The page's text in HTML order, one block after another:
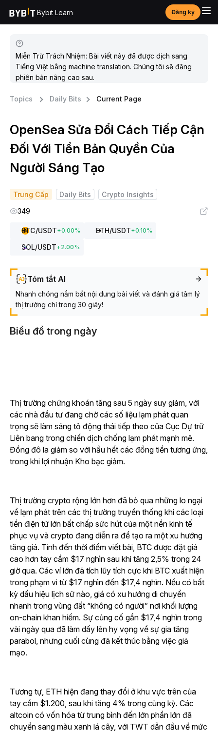
Bybit Learn Đăng ký
Miễn Trừ Trách Nhiệm: Bài viết này đã được dịch sang
Tiếng Việt bằng machine translation. Chúng tôi sẽ đăng
phiên bản nâng cao sau.
Topics Daily Bits Current Page
OpenSea Sửa Đổi Cách Tiếp Cận
Đối Với Tiền Bản Quyền Của
Người Sáng Tạo
Trung Cấp Daily Bits
Crypto Insights
349
BTC/USDT+0.00% ETH/USDT+0.10%
SOL/USDT+2.00%
Tóm tắt AI
Nhanh chóng nắm bắt nội dung bài viết và đánh giá tâm lý
thị trường chỉ trong 30 giây!
Biểu đồ trong ngày
Thị trường chứng khoán tăng sau 5 ngày suy giảm, với
các nhà đầu tư đang chờ các số liệu lạm phát quan
trọng sẽ làm sáng tỏ động thái tiếp theo của Cục Dự trữ
Liên bang trong chiến dịch chống lạm phát mạnh mẽ.
Đồng đô la giảm so với hầu hết các đồng tiền tương ứng,
trong khi lợi nhuận Kho bạc giảm.
Thị trường crypto rộng lớn hơn đã bỏ qua những lo ngại
về lạm phát trên các thị trường truyền thống khi các loại
tiền điện tử lớn bất chấp sức hút của một nền kinh tế
phục vụ và crypto đang diễn ra để tạo ra một xu hướng
tăng giá. Tính đến thời điểm viết bài, BTC được đặt giá
cao hơn tay cầm $17 nghìn sau khi tăng 2,5% trong 24
giờ qua. Các ví lớn đã tích lũy tích cực khi BTC xuất hiện
trong phạm vi từ $17 nghìn đến $17,4 nghìn. Nếu có bất
kỳ dấu hiệu lịch sử nào, giá có xu hướng di chuyển
nhanh trong vùng đất “không có người” nơi khối lượng
on-chain khan hiếm. Sự củng cố gần $17,4 nghìn trong
vài ngày qua đã làm dấy lên hy vọng về sự gia tăng
parabol, nhưng cuối cùng đã kết thúc bằng việc giả
mạo.
Tương tự, ETH hiện đang thay đổi ở khu vực trên của
tay cầm $1.200, sau khi tăng 4% trong cùng kỳ. Các
altcoin có vốn hóa từ trung bình đến lớn phần lớn đã
chuyển sang màu xanh lá cây, với TWT dẫn đầu về mức